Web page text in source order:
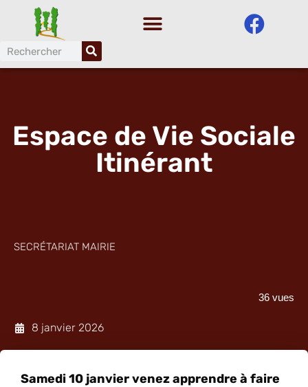
au
contenu
Espace de Vie Sociale
Itinérant
SECRÉTARIAT MAIRIE
36 vues
8 janvier 2026
Samedi 10 janvier venez apprendre à faire